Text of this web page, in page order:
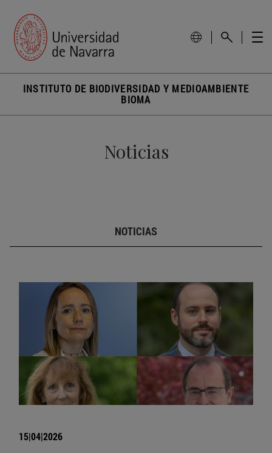
INSTITUTO DE BIODIVERSIDAD Y MEDIOAMBIENTE
BIOMA
Noticias
NOTICIAS
15|04|2026